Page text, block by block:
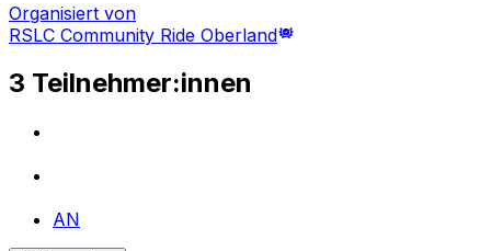
Organisiert von
RSLC Community Ride Oberland
3 Teilnehmer:innen
AN